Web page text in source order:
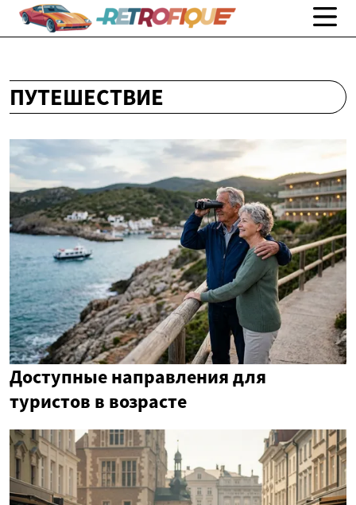
ПУТЕШЕСТВИЕ
Доступные направления для
туристов в возрасте